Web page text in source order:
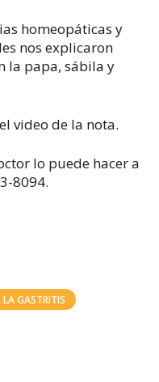
homeopáticas y
nos explicaron
la papa, sábila y
video de la nota.
lo puede hacer a
8094.
LA GASTRITIS